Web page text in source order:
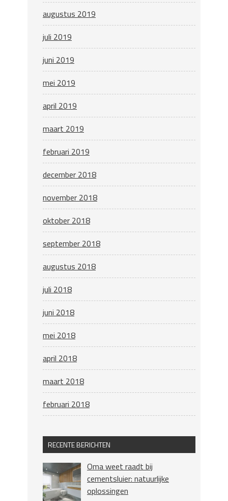
augustus 2019
juli 2019
juni 2019
mei 2019
april 2019
maart 2019
februari 2019
december 2018
november 2018
oktober 2018
september 2018
augustus 2018
juli 2018
juni 2018
mei 2018
april 2018
maart 2018
februari 2018
RECENTE BERICHTEN
Oma weet raadt bij
cementsluier: natuurlijke
oplossingen